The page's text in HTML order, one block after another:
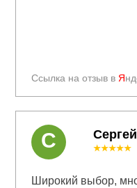
Ссылка на отзыв в Я
★★★★★
Широкий выбор,
С